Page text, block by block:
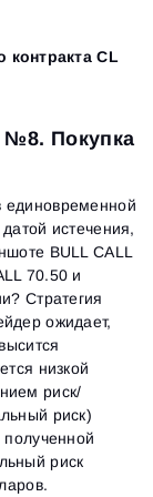
CL
№8. Покупка
единовременной
истечения,
BULL CALL
70.50 и
Стратегия
ожидает,
низкой
риск/
риск)
полученной
риск